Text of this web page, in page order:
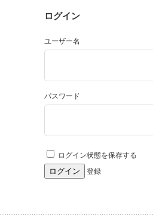
ログイン
ユーザー名
パスワード
ログイン状態を保存する
登録